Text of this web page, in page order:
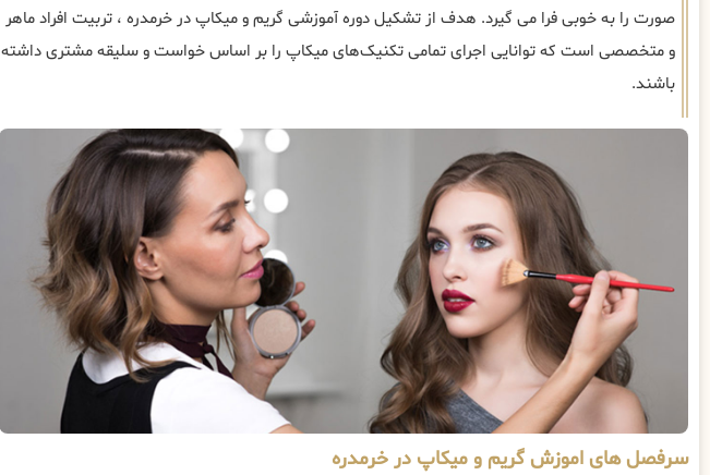
صورت را به خوبی فرا می گیرد. هدف از تشکیل دوره آموزشی گریم و میکاپ در خرمدره ، تربیت افراد ماهر
و متخصصی است که توانایی اجرای تمامی تکنیک‌های میکاپ را بر اساس خواست و سلیقه مشتری داشته
باشند.
سرفصل های اموزش گریم و میکاپ در خرمدره